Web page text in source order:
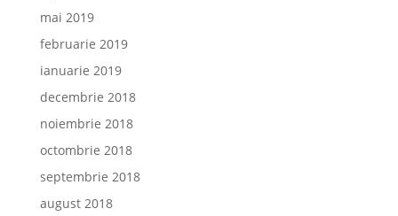
mai 2019
februarie 2019
ianuarie 2019
decembrie 2018
noiembrie 2018
octombrie 2018
septembrie 2018
august 2018